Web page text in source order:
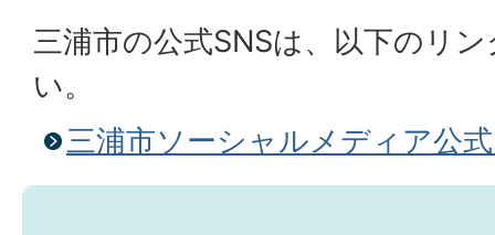
三浦市の公式SNSは、以下のリ
い。
三浦市ソーシャルメディア公